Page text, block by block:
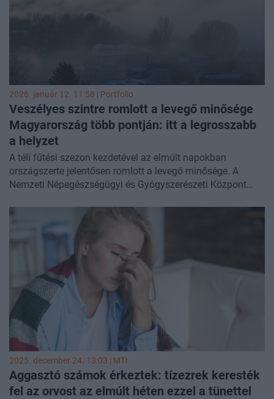
2026. január 12. 11:58 | Portfolio
Veszélyes szintre romlott a levegő minősége
Magyarország több pontján: itt a legrosszabb
a helyzet
A téli fűtési szezon kezdetével az elmúlt napokban
országszerte jelentősen romlott a levegő minősége. A
Nemzeti Népegészségügyi és Gyógyszerészeti Központ
tizenháromban pedig egészségtelen a levegő a fokozódó
lakossági fűtés és a kedvezőtlen meteorológiai viszonyok
miatt - írta a
2025. december 24. 13:03 | MTI
Aggasztó számok érkeztek: tízezrek keresték
fel az orvost az elmúlt héten ezzel a tünettel